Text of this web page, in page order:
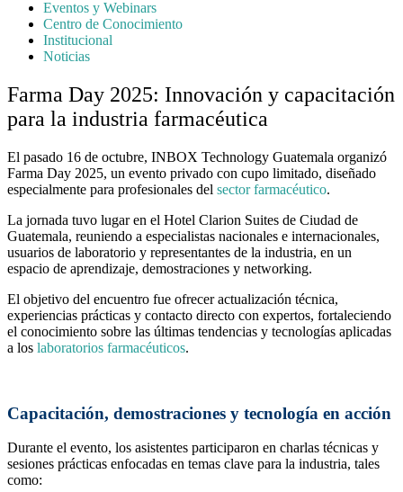
Eventos y Webinars
Centro de Conocimiento
Institucional
Noticias
Farma Day 2025: Innovación y capacitación
para la industria farmacéutica
El pasado 16 de octubre, INBOX Technology Guatemala organizó
Farma Day 2025, un evento privado con cupo limitado, diseñado
especialmente para profesionales del sector farmacéutico.
La jornada tuvo lugar en el Hotel Clarion Suites de Ciudad de
Guatemala, reuniendo a especialistas nacionales e internacionales,
usuarios de laboratorio y representantes de la industria, en un
espacio de aprendizaje, demostraciones y networking.
El objetivo del encuentro fue ofrecer actualización técnica,
experiencias prácticas y contacto directo con expertos, fortaleciendo
el conocimiento sobre las últimas tendencias y tecnologías aplicadas
a los laboratorios farmacéuticos.
Capacitación, demostraciones y tecnología en acción
Durante el evento, los asistentes participaron en charlas técnicas y
sesiones prácticas enfocadas en temas clave para la industria, tales
como: